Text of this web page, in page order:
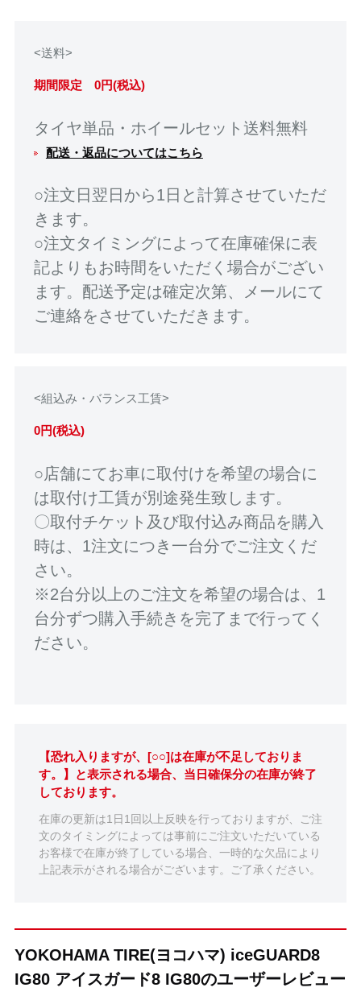
<送料>
期間限定 0円(税込)
タイヤ単品・ホイールセット送料無料
配送・返品についてはこちら
○注文日翌日から1日と計算させていただ
きます。
○注文タイミングによって在庫確保に表
記よりもお時間をいただく場合がござい
ます。配送予定は確定次第、メールにて
ご連絡をさせていただきます。
<組込み・バランス工賃>
0円(税込)
○店舗にてお車に取付けを希望の場合に
は取付け工賃が別途発生致します。
〇取付チケット及び取付込み商品を購入
時は、1注文につき一台分でご注文くだ
さい。
※2台分以上のご注文を希望の場合は、1
台分ずつ購入手続きを完了まで行ってく
ださい。
【恐れ入りますが、[○○]は在庫が不足しておりま
す。】と表示される場合、当日確保分の在庫が終了
しております。
在庫の更新は1日1回以上反映を行っておりますが、ご注
文のタイミングによっては事前にご注文いただいている
お客様で在庫が終了している場合、一時的な欠品により
上記表示がされる場合がございます。ご了承ください。
YOKOHAMA TIRE(ヨコハマ) iceGUARD8
IG80 アイスガード8 IG80のユーザーレビュー